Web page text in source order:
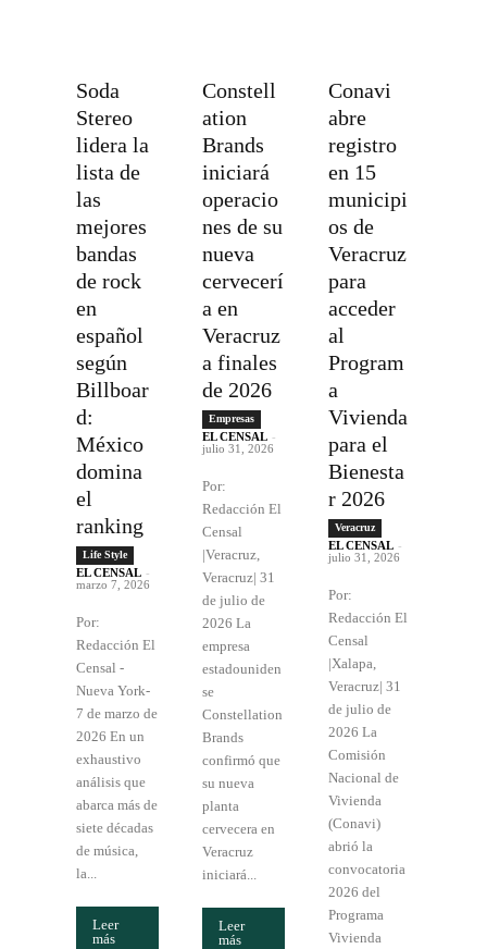
Soda
Stereo
lidera la
lista de
las
mejores
bandas
de rock
en
español
según
Billboar
d:
México
domina
el
ranking
Life Style
EL CENSAL -
marzo 7, 2026
Por:
Redacción El
Censal -
Nueva York-
7 de marzo de
2026 En un
exhaustivo
análisis que
abarca más de
siete décadas
de música,
la...
Leer
más
Constell
ation
Brands
iniciará
operacio
nes de su
nueva
cervecerí
a en
Veracruz
a finales
de 2026
Empresas
EL CENSAL -
julio 31, 2026
Por:
Redacción El
Censal
|Veracruz,
Veracruz| 31
de julio de
2026 La
empresa
estadouniden
se
Constellation
Brands
confirmó que
su nueva
planta
cervecera en
Veracruz
iniciará...
Leer
más
Conavi
abre
registro
en 15
municipi
os de
Veracruz
para
acceder
al
Program
a
Vivienda
para el
Bienesta
r 2026
Veracruz
EL CENSAL -
julio 31, 2026
Por:
Redacción El
Censal
|Xalapa,
Veracruz| 31
de julio de
2026 La
Comisión
Nacional de
Vivienda
(Conavi)
abrió la
convocatoria
2026 del
Programa
Vivienda